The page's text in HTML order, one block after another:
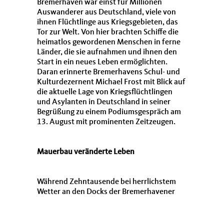
Bremerhaven war einst für Millionen
Auswanderer aus Deutschland, viele von
ihnen Flüchtlinge aus Kriegsgebieten, das
Tor zur Welt. Von hier brachten Schiffe die
heimatlos gewordenen Menschen in ferne
Länder, die sie aufnahmen und ihnen den
Start in ein neues Leben ermöglichten.
Daran erinnerte Bremerhavens Schul- und
Kulturdezernent Michael Frost mit Blick auf
die aktuelle Lage von Kriegsflüchtlingen
und Asylanten in Deutschland in seiner
Begrüßung zu einem Podiumsgespräch am
13. August mit prominenten Zeitzeugen.
Mauerbau veränderte Leben
Während Zehntausende bei herrlichstem
Wetter an den Docks der Bremerhavener